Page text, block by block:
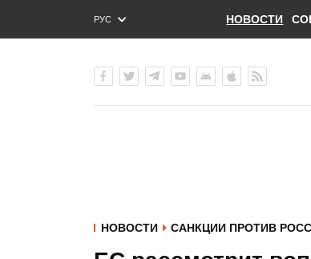
РУС
ENG
НОВОСТИ
НОВОСТИ САНКЦИИ ПРОТИВ